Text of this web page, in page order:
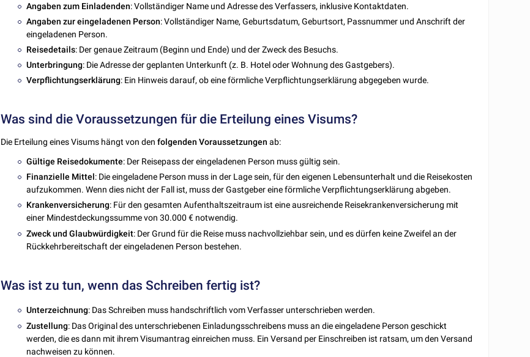
Angaben zum Einladenden: Vollständiger Name und Adresse des Verfassers, inklusive Kontaktdaten.
Angaben zur eingeladenen Person: Vollständiger Name, Geburtsdatum, Geburtsort, Passnummer und Anschrift der
eingeladenen Person.
Reisedetails: Der genaue Zeitraum (Beginn und Ende) und der Zweck des Besuchs.
Unterbringung: Die Adresse der geplanten Unterkunft (z. B. Hotel oder Wohnung des Gastgebers).
Verpflichtungserklärung: Ein Hinweis darauf, ob eine förmliche Verpflichtungserklärung abgegeben wurde.
Was sind die Voraussetzungen für die Erteilung eines Visums?
Die Erteilung eines Visums hängt von denfolgenden Voraussetzungen ab:
Gültige Reisedokumente: Der Reisepass der eingeladenen Person muss gültig sein.
Finanzielle Mittel: Die eingeladene Person muss in der Lage sein, für den eigenen Lebensunterhalt und die Reisekosten
aufzukommen. Wenn dies nicht der Fall ist, muss der Gastgeber eine förmliche Verpflichtungserklärung abgeben.
Krankenversicherung: Für den gesamten Aufenthaltszeitraum ist eine ausreichende Reisekrankenversicherung mit
einer Mindestdeckungssumme von 30.000 € notwendig.
Zweck und Glaubwürdigkeit: Der Grund für die Reise muss nachvollziehbar sein, und es dürfen keine Zweifel an der
Rückkehrbereitschaft der eingeladenen Person bestehen.
Was ist zu tun, wenn das Schreiben fertig ist?
Unterzeichnung: Das Schreiben muss handschriftlich vom Verfasser unterschrieben werden.
Zustellung: Das Original des unterschriebenen Einladungsschreibens muss an die eingeladene Person geschickt
werden, die es dann mit ihrem Visumantrag einreichen muss. Ein Versand per Einschreiben ist ratsam, um den Versand
nachweisen zu können.